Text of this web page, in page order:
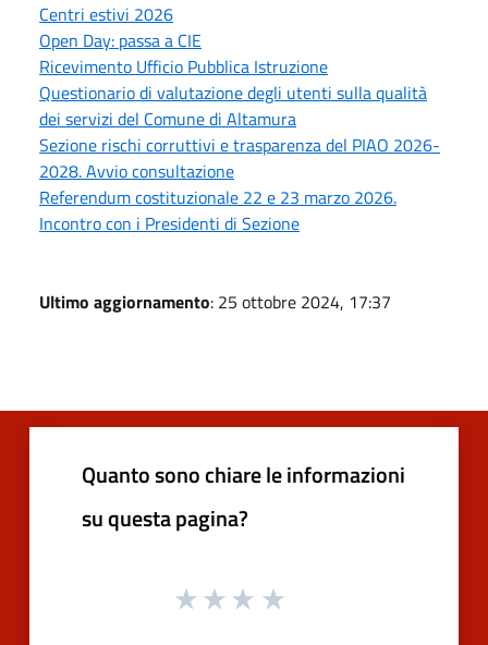
Centri estivi 2026
Open Day: passa a CIE
Ricevimento Ufficio Pubblica Istruzione
Questionario di valutazione degli utenti sulla qualità
dei servizi del Comune di Altamura
Sezione rischi corruttivi e trasparenza del PIAO 2026-
2028. Avvio consultazione
Referendum costituzionale 22 e 23 marzo 2026.
Incontro con i Presidenti di Sezione
Ultimo aggiornamento: 25 ottobre 2024, 17:37
Quanto sono chiare le informazioni
su questa pagina?